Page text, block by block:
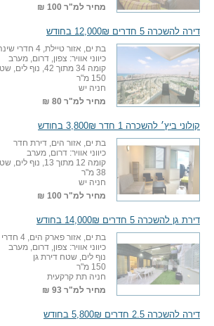
מחיר למ"ר 100 ₪
דירה להשכרה 5 חדרים 12,000₪ בחודש
בת ים, אזור טיילת, 4 חדרי שינה + סלון
כיווני אוויר: צפון, דרום, מערב
קומה 34 מתוך 42, נוף לים, שטח דירה
150 מ"ר
חניה יש
מחיר למ"ר 80 ₪
קולוני ביץ׳ להשכרה 1 חדר 3,800₪ בחודש
בת ים, אזור הים, דירת חדר
כיווני אוויר: דרום, מערב
קומה 12 מתוך 13, נוף לים, שטח הדירה בקולוני ביץ׳
38 מ"ר
חניה יש
מחיר למ"ר 100 ₪
דירת גן להשכרה 5 חדרים 14,000₪ בחודש
בת ים, אזור פארק הים, 4 חדרי שינה + סלון
כיווני אוויר: צפון, דרום, מערב
נוף לים, שטח דירת גן
150 מ"ר
חניה תת קרקעית
מחיר למ"ר 93 ₪
דירה להשכרה 2.5 חדרים 5,800₪ בחודש